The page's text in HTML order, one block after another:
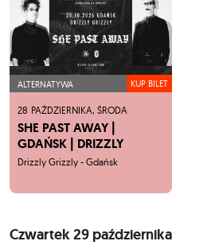
ALTERNATYWA KUP BILET
28 PAŹDZIERNIKA, ŚRODA
SHE PAST AWAY |
GDAŃSK | DRIZZLY
GRIZZLY
Drizzly Grizzly - Gdańsk
Czwartek29 października